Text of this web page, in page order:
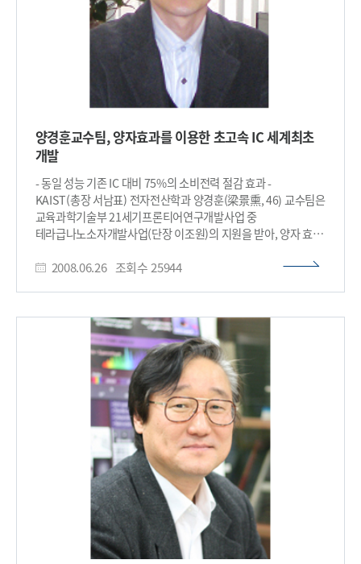
motion artifact에 의해 저해되는 것을 gated MR 영상을
이용하여 보정할 수 있다. ▣ 시장규모-2010년 미국의 PET 및
PET-CT 시장은 약 5.2조원으로 5년 평균 16.7%성장률을
기록하고 있다. 한국의 PET시장은 2010년 까지 150대에 이르는
PET기기 도입으로 3400억에 이르는 시장을 형성하고 있다. 또한
고령화 사회로 진입함에 따라 암, 치매에 대비한 PET-CT 혹은
PET-MR 융합기기의 수요가 증가하여 더 큰 규모의 시장형성이
예상된다. ▣ SiPM개발의의Siemens사는 실리콘 Avalanche
photodiode (APD)를 이용하여 직접 융합하는 방식의 PET-
MR을 2010년 후반부에 출시한 바 있다. 하지만 실리콘 APD는
진공관식 증배관에 비해 자기장에 강하지만 증폭도가 낮고
이득이 불안정한 것이 단점이다. 실리콘 광증배관은 5~6년전
아일랜드의 SensL사가 최초로 상용화한 광센서로서 실리콘
APD와 진공관식 광증배관의 장점만을 취할 수 있기 때문에 낮은
광자까지 측정 가능하다. 또한 기존 진공관식 광증배관에 비해
그림1. 반도체형 광증배관과 섬광체 단결정이 결합된 PET 검출기
사진 그림3. 마이크로 셀 어레이로 구성된 실리콘 광증배소자
그림4. 단일 광증배소자 (우상) 및 4x4 어레이구조의 16채널
광증배소자(우하) 그림5. 격자형 섬광결정과 어레이형 실리콘
광증배소자 및 신호처리회로가 결합된 PET 검출기 모듈​
주요 MRI 그룹 10여 팀에서 제출한 영상 복원 결과를 비교 분석해
1위를 선발했다. 예종철 교수팀은 기존의 나이키스트 샘플링
(Nyquist sampling) 의 한계를 극복한 압축 센싱(compressed
sensing) 이론을 적용하여 케이티 포커스(k-t FOCUSS) 라는
알고리듬을 제안하고, 이를 통해 정확한 뇌혈관 조영 영상을
기존의 기법보다 획기적으로 향상된 시공간 분해능으로 얻을 수
있었다. 이러한 연구 결과는 MRI의 적용 범위를 더욱 확대하며,
고해상도로 영상화하는 주요 방법으로 사용될 수 있을 것으로
기대된다. ​
양경훈교수팀, 양자효과를 이용한 초고속 IC 세계최초
개발
- 동일 성능 기존 IC 대비 75%의 소비전력 절감 효과 -
KAIST(총장 서남표) 전자전산학과 양경훈(梁景熏, 46) 교수팀은
교육과학기술부 21세기프론티어연구개발사업 중
테라급나노소자개발사업(단장 이조원)의 지원을 받아, 양자 효과
Diode)를 이용하여, 초고속 통신 시스템의 핵심 부품인 40 Gb/s
급 소자 공정기술을 적용해 자체 개발한 이 집적회로는
세계최초로 양자 효과를 이용한 초고속 멀티플렉서로서 나노
전자소자 기술의 실용화 가능성을 제시한 것으로 평가된다.
CMOS, HBT 및 HEMT 등의 전자소자를 이용한 집적회로는
차세대 40 Gb/s 급 이상 통신 시스템의 핵심부품으로 널리
사용되어 왔으나 과도한 전력소모의 문제점으로 인하여
소비전력의 절감이 필수적으로 요구되어 왔다. 연구팀은 디지털
신호를 자체적으로 저장하고 빠른 신호처리가 가능한 공명 터널
다이오드 고유의 부성 미분 저항 특성(NDR : Negative
Differential Resistance)을 이용하여, 세계적 반도체
제조기업인 인피니언(Infineon)에서 0.12 ㎛ CMOS 공정
기술을 바탕으로 개발한 40 Gb/s 멀티플렉서(소자 수 42개,
전력소모 100 mW)보다 소자 수는 1/2 이하(19개)로 줄이고
전력소모 또한 1/4(22.5 mW)로 줄이면서 40 Gb/s급 이상에서
동작하는 저전력/초고속 멀티플렉서 집적회로를 개발하였다.
2008.06.26 조회수 25944